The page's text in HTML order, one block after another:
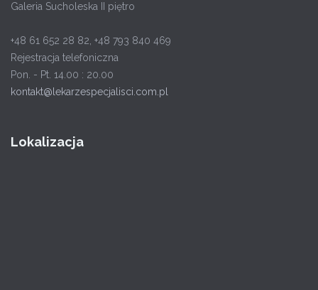
Galeria Sucholeska II piętro
+48 61 652 28 82, +48 793 840 469
Rejestracja telefoniczna
Pon. - Pt. 14.00 : 20.00
kontakt@lekarzespecjalisci.com.pl
Lokalizacja